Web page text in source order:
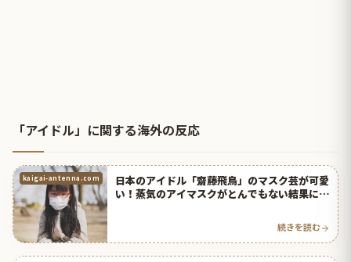
「アイドル」に関する海外の反応
kaigai-antenna.com
日本のアイドル「齋藤飛鳥」のマスク芸が可愛
い！蒸気のアイマスクがとんでもない結果に！
続きを読む